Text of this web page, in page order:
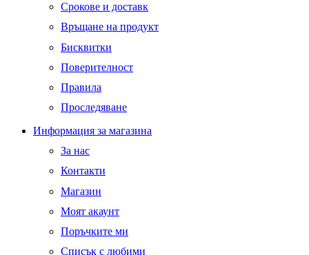
Срокове и доставк
Връщане на продукт
Бисквитки
Поверителност
Правила
Проследяване
Информация за магазина
За нас
Контакти
Магазин
Моят акаунт
Поръчките ми
Списък с любими